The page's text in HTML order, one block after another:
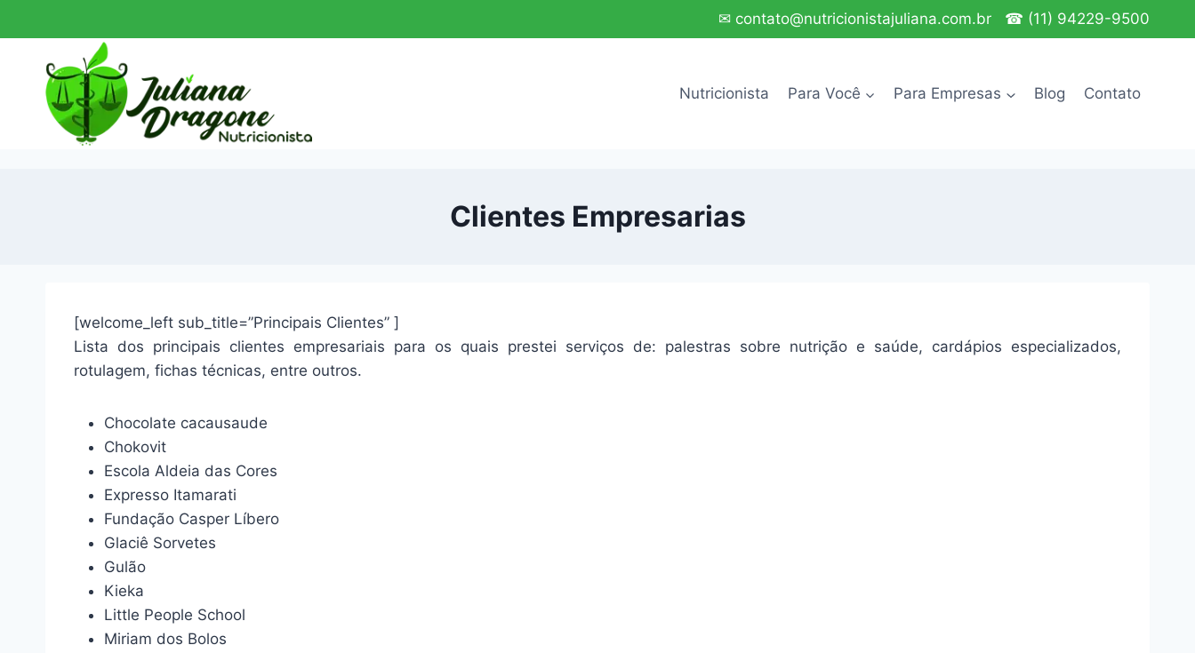
para
Conteúdo
✉ contato@nutricionistajuliana.com.br ☎ (11) 94229-9500
Nutricionista Para Você Para Empresas Blog Contato
Clientes Empresarias
[welcome_left sub_title=”Principais Clientes” ]
Lista dos principais clientes empresariais para os quais prestei serviços de: palestras sobre nutrição e saúde, cardápios especializados,
rotulagem, fichas técnicas, entre outros.
Chocolate cacausaude
Chokovit
Escola Aldeia das Cores
Expresso Itamarati
Fundação Casper Líbero
Glaciê Sorvetes
Gulão
Kieka
Little People School
Miriam dos Bolos